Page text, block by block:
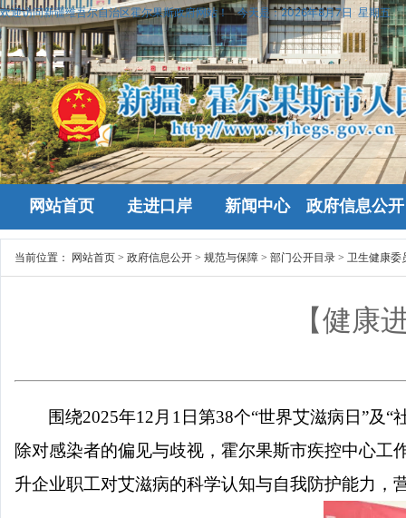
欢迎访问新疆维吾尔自治区霍尔果斯政府网站！ 今天是：2026年8月7日 星期五
网站首页 走进口岸 新闻中心 政府信息公开
当前位置： 网站首页 > 政府信息公开 > 规范与保障 > 部门公开目录 > 卫生健康委
【健康
围绕2025年12 月 1 日第38个“世界艾滋病日”及“
除对感染者的偏见与歧视，霍尔果斯市疾控中心工
升企业职工对艾滋病的科学认知与自我防护能力，